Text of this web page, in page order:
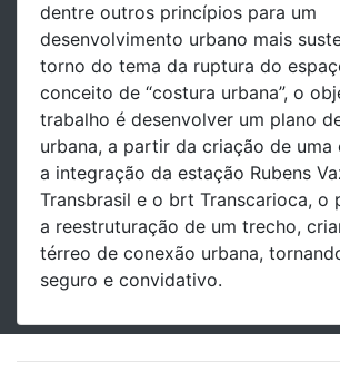
dentre outros princípios para um
desenvolvimento urbano mais
torno do tema da ruptura do
conceito de “costura urbana”, o
trabalho é desenvolver um plano
urbana, a partir da criação de uma
a integração da estação Rubens
Transbrasil e o brt Transcarioca, o
a reestruturação de um trecho,
térreo de conexão urbana,
seguro e convidativo.